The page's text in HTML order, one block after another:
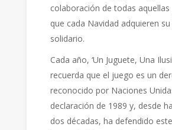
colaboración de todas aquellas
que cada Navidad adquieren
solidario.
Cada año, ‘Un Juguete, Una
recuerda que el juego es un
reconocido por Naciones
declaración de 1989 y, desde
dos décadas, ha defendido